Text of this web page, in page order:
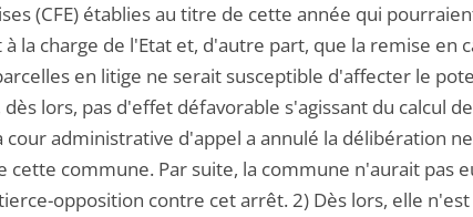
(CFE) établies au titre de cette année qui
à la charge de l'Etat et, d'autre part, que la remise en
en litige ne serait susceptible d'affecter le
dès lors, pas d'effet défavorable s'agissant du calcul
cour administrative d'appel a annulé la délibération
cette commune. Par suite, la commune n'aurait pas
opposition contre cet arrêt. 2) Dès lors, elle